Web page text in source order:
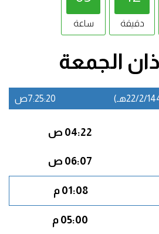
ساعة دقيقة
الجمعة
7:25:20ص
04:22 ص
06:07 ص
01:08 م
05:00 م